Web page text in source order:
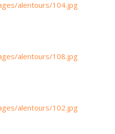
alentours/104.jpg
alentours/108.jpg
alentours/102.jpg